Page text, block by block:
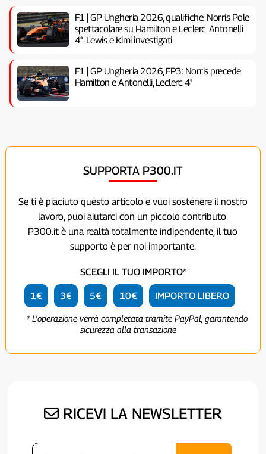
F1 | GP Ungheria 2026, qualifiche: Norris Pole
spettacolare su Hamilton e Leclerc. Antonelli
4°. Lewis e Kimi investigati
F1 | GP Ungheria 2026, FP3: Norris precede
Hamilton e Antonelli, Leclerc 4°
SUPPORTA P300.IT
Se ti è piaciuto questo articolo e vuoi sostenere il nostro
lavoro, puoi aiutarci con un piccolo contributo.
P300.it è una realtà totalmente indipendente, il tuo
supporto è per noi importante.
SCEGLI IL TUO IMPORTO*
1€ 3€ 5€ 10€ IMPORTO LIBERO
* L'operazione verrà completata tramite PayPal, garantendo
sicurezza alla transazione
RICEVI LA NEWSLETTER